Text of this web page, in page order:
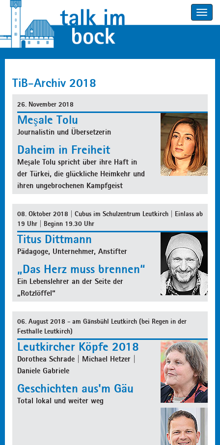
Toggle
TiB-Archiv 2018
26. November 2018
Meşale Tolu
Journalistin und Übersetzerin
Daheim in Freiheit
Meşale Tolu spricht über ihre Haft in
der Türkei, die glückliche Heimkehr und
ihren ungebrochenen Kampfgeist
08. Oktober 2018 | Cubus im Schulzentrum Leutkirch | Einlass ab
19 Uhr | Beginn 19.30 Uhr
Titus Dittmann
Pädagoge, Unternehmer, Anstifter
„Das Herz muss brennen“
Ein Lebenslehrer an der Seite der
„Rotzlöffel“
06. August 2018 - am Gänsbühl Leutkirch (bei Regen in der
Festhalle Leutkirch)
Leutkircher Köpfe 2018
Dorothea Schrade | Michael Hetzer |
Daniele Gabriele
Geschichten aus'm Gäu
Total lokal und weiter weg